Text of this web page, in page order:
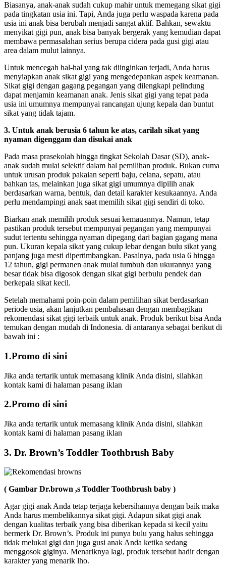
Biasanya, anak-anak sudah cukup mahir untuk memegang sikat gigi
pada tingkatan usia ini. Tapi, Anda juga perlu waspada karena pada
usia ini anak bisa berubah menjadi sangat aktif. Bahkan, sewaktu
menyikat gigi pun, anak bisa banyak bergerak yang kemudian dapat
membawa permasalahan serius berupa cidera pada gusi gigi atau
area dalam mulut lainnya.
Untuk mencegah hal-hal yang tak diinginkan terjadi, Anda harus
menyiapkan anak sikat gigi yang mengedepankan aspek keamanan.
Sikat gigi dengan gagang pegangan yang dilengkapi pelindung
dapat menjamin keamanan anak. Jenis sikat gigi yang tepat pada
usia ini umumnya mempunyai rancangan ujung kepala dan buntut
sikat yang tidak tajam.
3. Untuk anak berusia 6 tahun ke atas, carilah sikat yang
nyaman digenggam dan disukai anak
Pada masa prasekolah hingga tingkat Sekolah Dasar (SD), anak-
anak sudah mulai selektif dalam hal pemilihan produk. Bukan cuma
untuk urusan produk pakaian seperti baju, celana, sepatu, atau
bahkan tas, melainkan juga sikat gigi umumnya dipilih anak
berdasarkan warna, bentuk, dan detail karakter kesukaannya. Anda
perlu mendampingi anak saat memilih sikat gigi sendiri di toko.
Biarkan anak memilih produk sesuai kemauannya. Namun, tetap
pastikan produk tersebut mempunyai pegangan yang mempunyai
sudut tertentu sehingga nyaman dipegang dari bagian gagang mana
pun. Ukuran kepala sikat yang cukup lebar dengan bulu sikat yang
panjang juga mesti dipertimbangkan. Pasalnya, pada usia 6 hingga
12 tahun, gigi permanen anak mulai tumbuh dan ukurannya yang
besar tidak bisa digosok dengan sikat gigi berbulu pendek dan
berkepala sikat kecil.
Setelah memahami poin-poin dalam pemilihan sikat berdasarkan
periode usia, akan lanjutkan pembahasan dengan membagikan
rekomendasi sikat gigi terbaik untuk anak. Produk berikut bisa Anda
temukan dengan mudah di Indonesia. di antaranya sebagai berikut di
bawah ini :
1.Promo di sini
Jika anda tertarik untuk memasang klinik Anda disini, silahkan
kontak kami di halaman pasang iklan
2.Promo di sini
Jika anda tertarik untuk memasang klinik Anda disini, silahkan
kontak kami di halaman pasang iklan
3. Dr. Brown’s Toddler Toothbrush Baby
( Gambar Dr.brown ,s Toddler Toothbrush baby )
Agar gigi anak Anda tetap terjaga kebersihannya dengan baik maka
Anda harus membelikannya sikat gigi. Adapun sikat gigi anak
dengan kualitas terbaik yang bisa diberikan kepada si kecil yaitu
bermerk Dr. Brown’s. Produk ini punya bulu yang halus sehingga
tidak melukai gigi dan juga gusi anak Anda ketika sedang
menggosok giginya. Menariknya lagi, produk tersebut hadir dengan
karakter yang menarik lho.